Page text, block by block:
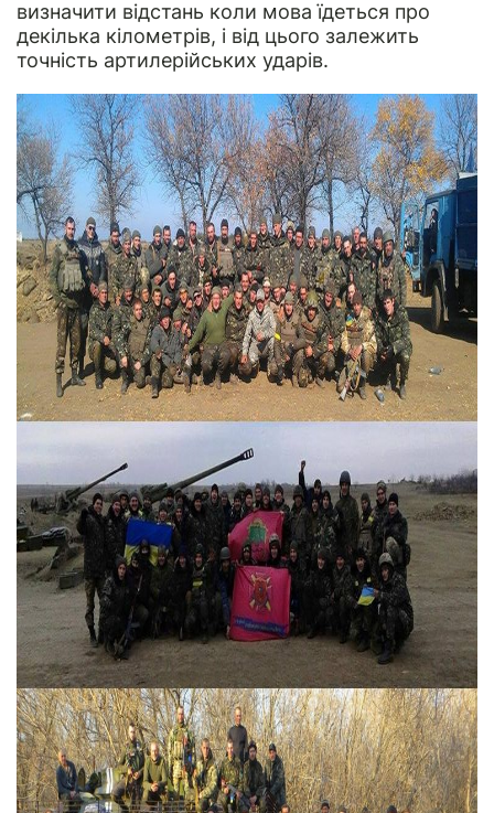
визначити відстань коли мова їдеться про
декілька кілометрів, і від цього залежить
точність артилерійських ударів.